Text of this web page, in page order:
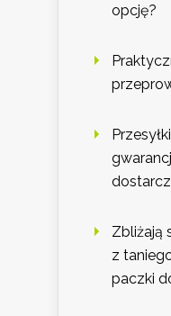
opcję?
Zbliżają
z
paczki